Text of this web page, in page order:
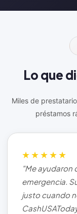
Lo que
Miles de
préstamos
★★★★★
"Me ayudaron
emergencia.
justo cuando